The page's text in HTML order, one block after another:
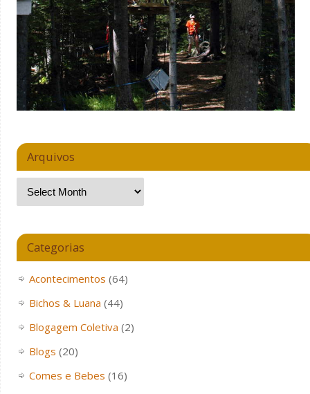
Arquivos
Categorias
Acontecimentos (64)
Bichos & Luana (44)
Blogagem Coletiva (2)
Blogs (20)
Comes e Bebes (16)